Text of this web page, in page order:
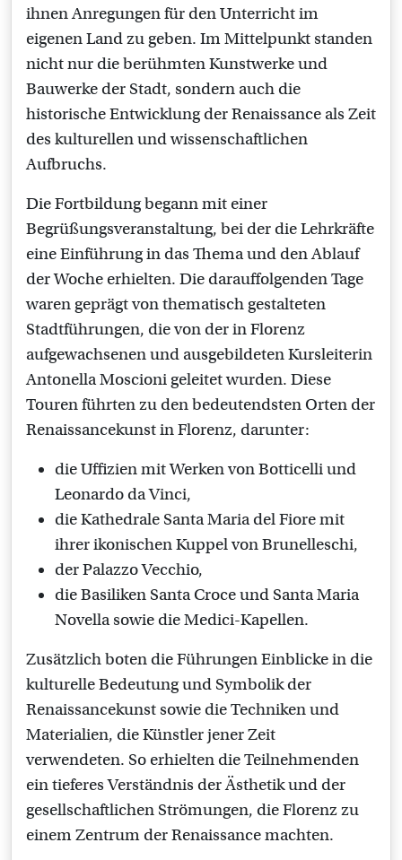
ihnen Anregungen für den Unterricht im
eigenen Land zu geben. Im Mittelpunkt standen
nicht nur die berühmten Kunstwerke und
Bauwerke der Stadt, sondern auch die
historische Entwicklung der Renaissance als Zeit
des kulturellen und wissenschaftlichen
Aufbruchs.
Die Fortbildung begann mit einer
Begrüßungsveranstaltung, bei der die Lehrkräfte
eine Einführung in das Thema und den Ablauf
der Woche erhielten. Die darauffolgenden Tage
waren geprägt von thematisch gestalteten
Stadtführungen, die von der in Florenz
aufgewachsenen und ausgebildeten Kursleiterin
Antonella Moscioni geleitet wurden. Diese
Touren führten zu den bedeutendsten Orten der
Renaissancekunst in Florenz, darunter:
die Uffizien mit Werken von Botticelli und
Leonardo da Vinci,
die Kathedrale Santa Maria del Fiore mit
ihrer ikonischen Kuppel von Brunelleschi,
der Palazzo Vecchio,
die Basiliken Santa Croce und Santa Maria
Novella sowie die Medici-Kapellen.
Zusätzlich boten die Führungen Einblicke in die
kulturelle Bedeutung und Symbolik der
Renaissancekunst sowie die Techniken und
Materialien, die Künstler jener Zeit
verwendeten. So erhielten die Teilnehmenden
ein tieferes Verständnis der Ästhetik und der
gesellschaftlichen Strömungen, die Florenz zu
einem Zentrum der Renaissance machten.